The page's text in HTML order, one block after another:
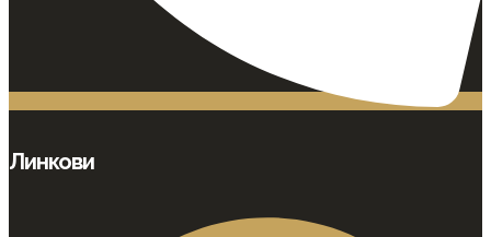
Линкови